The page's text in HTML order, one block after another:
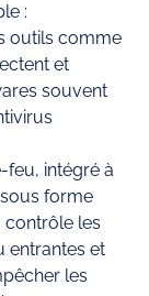
:
outils comme
et
souvent
feu, intégré à
forme
contrôle les
entrantes et
les